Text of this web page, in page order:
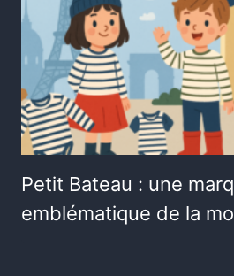
Petit Bateau : une
emblématique de la